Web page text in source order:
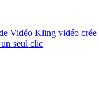
Vidéo Kling vidéo crée
seul clic